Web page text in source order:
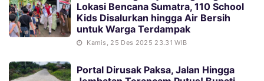
Lokasi Bencana Sumatra, 110 School
Kids Disalurkan hingga Air Bersih
untuk Warga Terdampak
Kamis, 25 Des 2025 23.31 WIB
Portal Dirusak Paksa, Jalan Hingga